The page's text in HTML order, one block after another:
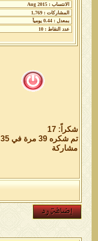
شكراً: 17
تم شكره 39 مرة في 35
مشاركة